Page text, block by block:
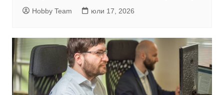
Hobby Team юли 17, 2026